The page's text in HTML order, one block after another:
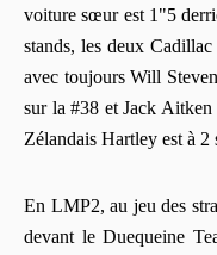
voiture sœur est 1"5
stands, les deux
avec toujours Will
sur la #38 et Jack
Zélandais Hartley est à 2
En LMP2, au jeu des
devant le Duequeine